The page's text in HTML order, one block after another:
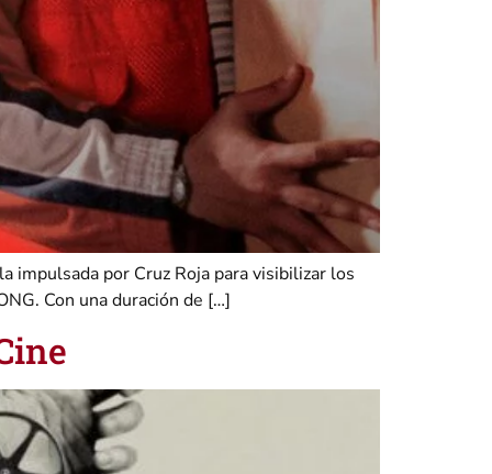
impulsada por Cruz Roja para visibilizar los
Con una duración de […]